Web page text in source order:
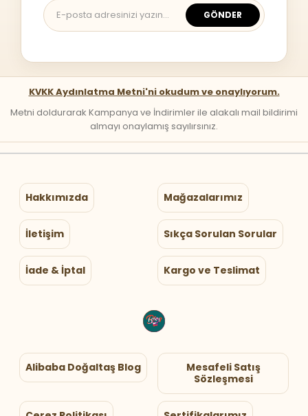
GÖNDER
KVKK Aydınlatma Metni'ni okudum ve onaylıyorum.
Metni doldurarak Kampanya ve İndirimler ile alakalı mail bildirimi
almayı onaylamış sayılırsınız.
Hakkımızda Mağazalarımız
İletişim Sıkça Sorulan Sorular
İade & İptal Kargo ve Teslimat
Alibaba Doğaltaş Blog
Mesafeli Satış
Sözleşmesi